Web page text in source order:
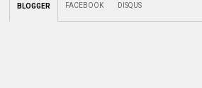
BLOGGER FACEBOOK DISQUS